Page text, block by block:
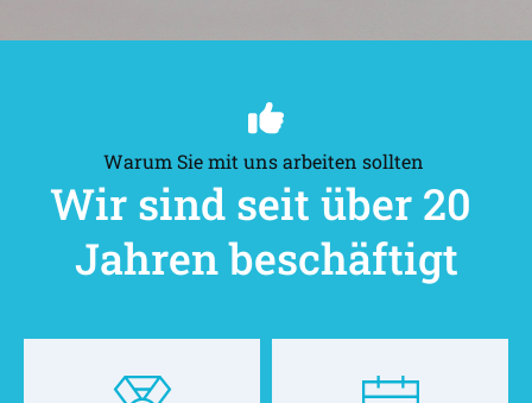
Warum Sie mit uns arbeiten sollten
Wir sind seit über 20
Jahren beschäftigt